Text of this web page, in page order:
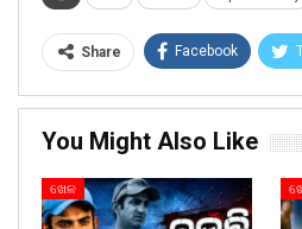
Share Facebook
You Might Also Like
ଖେଳ